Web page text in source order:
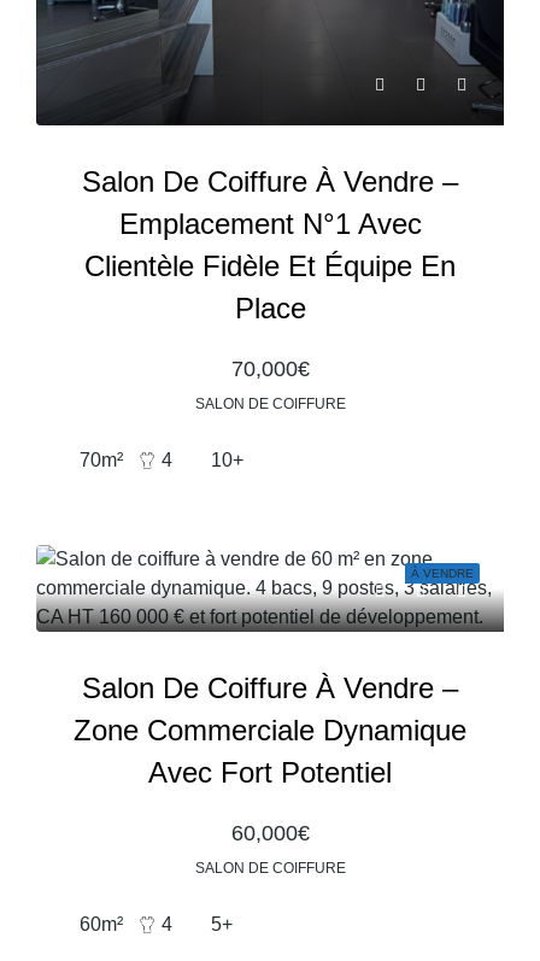
Salon De Coiffure À Vendre –
Emplacement N°1 Avec
Clientèle Fidèle Et Équipe En
Place
70,000€
SALON DE COIFFURE
70m² 4 10+
À VENDRE
Salon De Coiffure À Vendre –
Zone Commerciale Dynamique
Avec Fort Potentiel
60,000€
SALON DE COIFFURE
60m² 4 5+